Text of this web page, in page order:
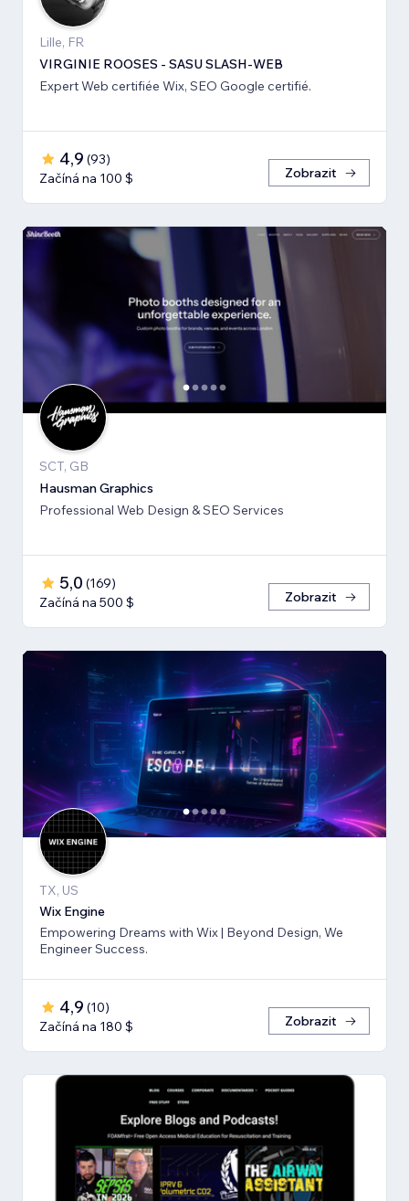
Lille, FR
VIRGINIE ROOSES - SASU SLASH-WEB
Expert Web certifiée Wix, SEO Google certifié.
4,9 (93)
Začíná na 100 $
Zobrazit
SCT, GB
Hausman Graphics
Professional Web Design & SEO Services
5,0 (169)
Začíná na 500 $
Zobrazit
TX, US
Wix Engine
Empowering Dreams with Wix | Beyond Design, We
Engineer Success.
4,9 (10)
Začíná na 180 $
Zobrazit